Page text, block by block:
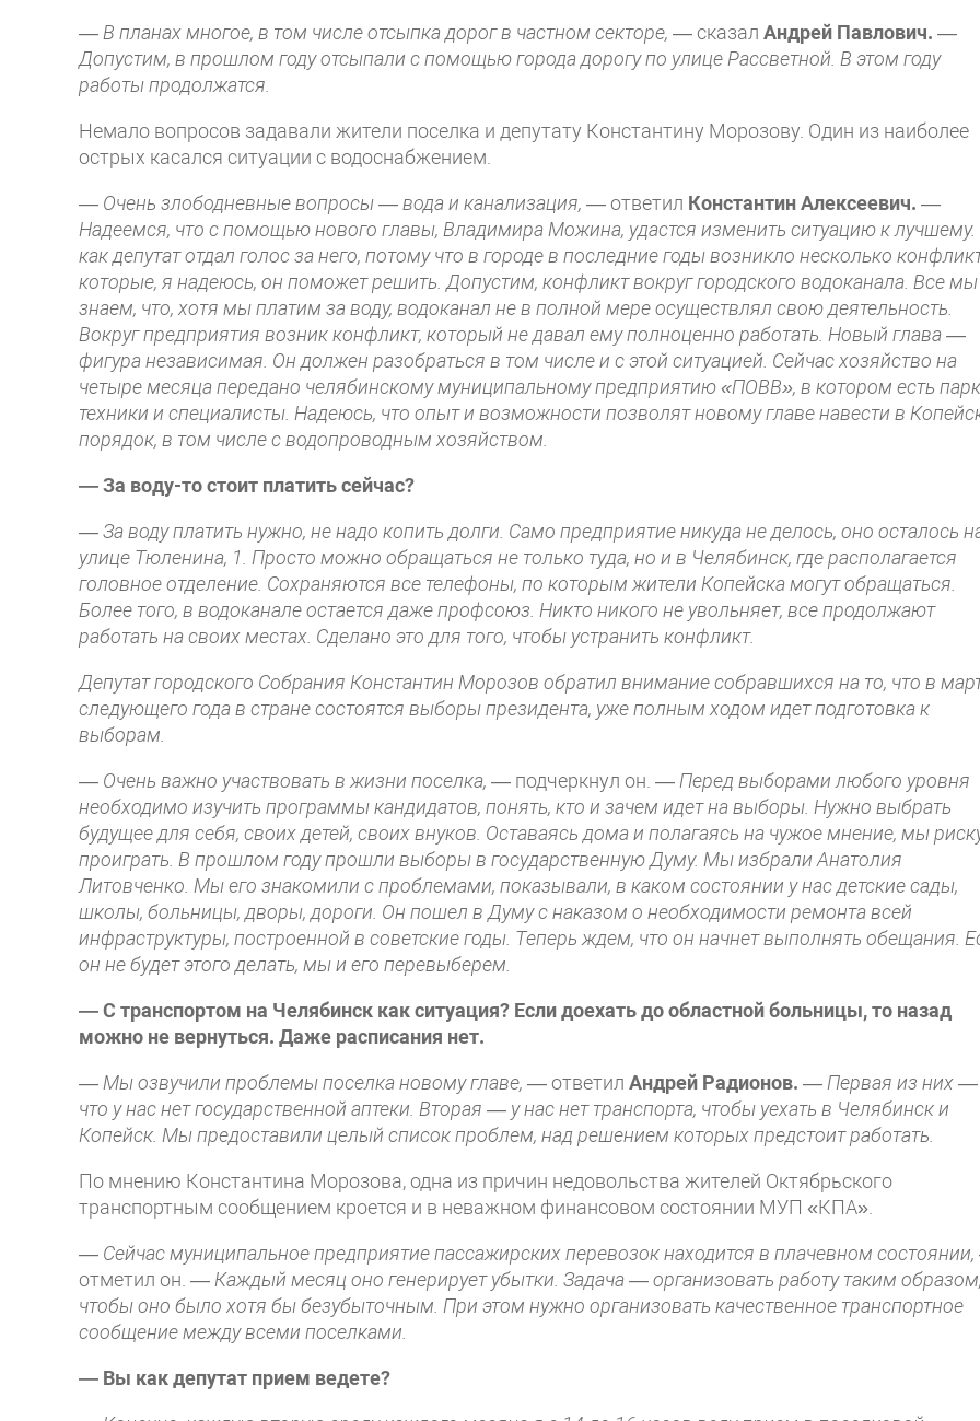
— В планах многое, в том числе отсыпка дорог в частном секторе, — сказал Андрей Павлович. —
Допустим, в прошлом году отсыпали с помощью города дорогу по улице Рассветной. В этом году
работы продолжатся.
Немало вопросов задавали жители поселка и депутату Константину Морозову. Один из наиболее
острых касался ситуации с водоснабжением.
— Очень злободневные вопросы — вода и канализация, — ответил Константин Алексеевич. —
Надеемся, что с помощью нового главы, Владимира Можина, удастся изменить ситуацию к лучшему.
как депутат отдал голос за него, потому что в городе в последние годы возникло несколько
которые, я надеюсь, он поможет решить. Допустим, конфликт вокруг городского водоканала. Все мы
знаем, что, хотя мы платим за воду, водоканал не в полной мере осуществлял свою деятельность.
Вокруг предприятия возник конфликт, который не давал ему полноценно работать. Новый глава —
фигура независимая. Он должен разобраться в том числе и с этой ситуацией. Сейчас хозяйство на
четыре месяца передано челябинскому муниципальному предприятию «ПОВВ», в котором есть парк
техники и специалисты. Надеюсь, что опыт и возможности позволят новому главе навести в
порядок, в том числе с водопроводным хозяйством.
— За воду-то стоит платить сейчас?
— За воду платить нужно, не надо копить долги. Само предприятие никуда не делось, оно осталось
улице Тюленина, 1. Просто можно обращаться не только туда, но и в Челябинск, где располагается
головное отделение. Сохраняются все телефоны, по которым жители Копейска могут обращаться.
Более того, в водоканале остается даже профсоюз. Никто никого не увольняет, все продолжают
работать на своих местах. Сделано это для того, чтобы устранить конфликт.
Депутат городского Собрания Константин Морозов обратил внимание собравшихся на то, что в
следующего года в стране состоятся выборы президента, уже полным ходом идет подготовка к
выборам.
— Очень важно участвовать в жизни поселка, — подчеркнул он. — Перед выборами любого уровня
необходимо изучить программы кандидатов, понять, кто и зачем идет на выборы. Нужно выбрать
будущее для себя, своих детей, своих внуков. Оставаясь дома и полагаясь на чужое мнение, мы
проиграть. В прошлом году прошли выборы в государственную Думу. Мы избрали Анатолия
Литовченко. Мы его знакомили с проблемами, показывали, в каком состоянии у нас детские сады,
школы, больницы, дворы, дороги. Он пошел в Думу с наказом о необходимости ремонта всей
инфраструктуры, построенной в советские годы. Теперь ждем, что он начнет выполнять обещания.
он не будет этого делать, мы и его перевыберем.
— С транспортом на Челябинск как ситуация? Если доехать до областной больницы, то назад
можно не вернуться. Даже расписания нет.
— Мы озвучили проблемы поселка новому главе, — ответил Андрей Радионов. — Первая из них —
что у нас нет государственной аптеки. Вторая — у нас нет транспорта, чтобы уехать в Челябинск и
Копейск. Мы предоставили целый список проблем, над решением которых предстоит работать.
По мнению Константина Морозова, одна из причин недовольства жителей Октябрьского
транспортным сообщением кроется и в неважном финансовом состоянии МУП «КПА».
— Сейчас муниципальное предприятие пассажирских перевозок находится в плачевном состоянии,
отметил он. — Каждый месяц оно генерирует убытки. Задача — организовать работу таким образом,
чтобы оно было хотя бы безубыточным. При этом нужно организовать качественное транспортное
сообщение между всеми поселками.
— Вы как депутат прием ведете?